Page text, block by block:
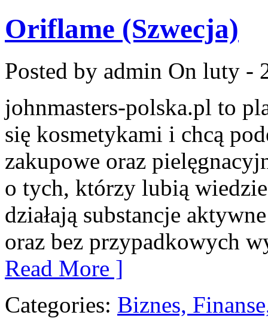
Oriflame (Szwecja)
Posted by admin On luty -
johnmasters-polska.pl to
się kosmetykami i chcą
zakupowe oraz
o tych, którzy lubią
działają substancje
oraz bez przypadkowych
Read More ]
Categories: Biznes,